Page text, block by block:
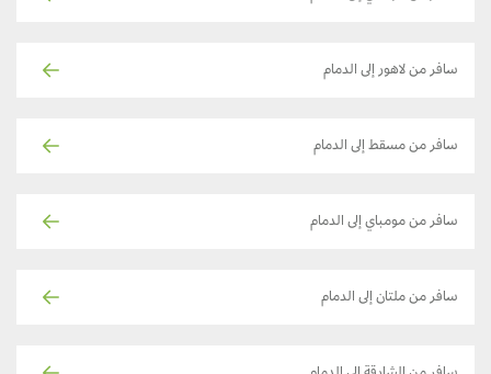
سافر من لاهور إلى الدمام
سافر من مسقط إلى الدمام
سافر من مومباي إلى الدمام
سافر من ملتان إلى الدمام